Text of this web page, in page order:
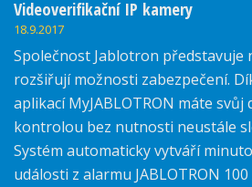
Videoverifikační IP kamery
18.9.2017
Společnost Jablotron představuje
rozšiřují možnosti zabezpečení.
aplikací MyJABLOTRON máte
kontrolou bez nutnosti neustále
Systém automaticky vytváří
události z alarmu JABLOTRON